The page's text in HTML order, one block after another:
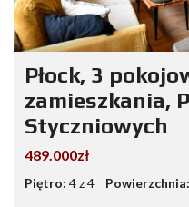
Płock, 3
zamieszkania,
Styczniowych
489.000zł
Piętro: 4 z 4 Powierzchnia: